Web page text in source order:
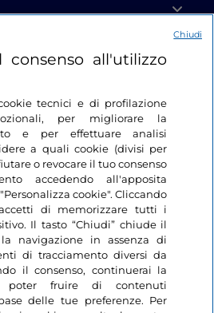
consenso all'utilizzo
tecnici e di profilazione
per migliorare la
e per effettuare analisi
a quali cookie (divisi per
o revocare il tuo consenso
accedendo all'apposita
cookie". Cliccando
di memorizzare tutti i
Il tasto “Chiudi” chiude il
navigazione in assenza di
di tracciamento diversi da
il consenso, continuerai la
poter fruire di contenuti
delle tue preferenze. Per
Chiudi